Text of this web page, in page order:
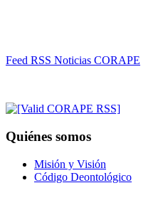
Feed RSS Noticias CORAPE
Quiénes somos
Misión y Visión
Código Deontológico